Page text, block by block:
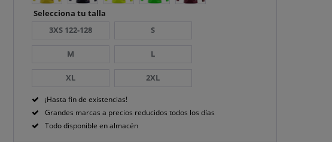
Selecciona tu talla
3XS 122-128
S
M L
XL 2XL
¡Hasta fin de existencias!
Grandes marcas a precios reducidos todos los días
Todo disponible en almacén